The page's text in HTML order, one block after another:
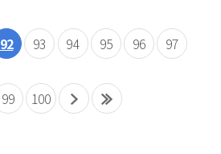
92 93 94 95 96 97
99 100